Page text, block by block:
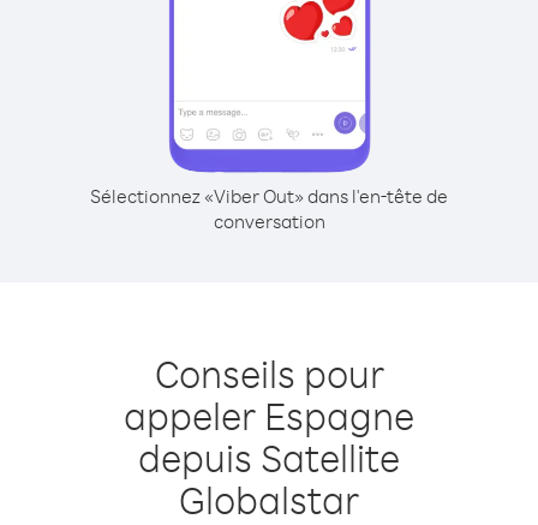
Sélectionnez «Viber Out» dans l'en-tête de
conversation
Conseils pour
appeler Espagne
depuis Satellite
Globalstar